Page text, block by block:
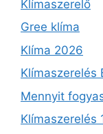
Klímaszerelő
Gree klíma
Klíma 2026
Klímaszerelés
Mennyit
Klímaszerelés